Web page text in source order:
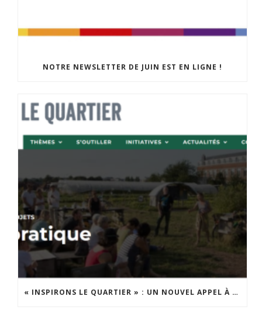
NOTRE NEWSLETTER DE JUIN EST EN LIGNE !
« INSPIRONS LE QUARTIER » : UN NOUVEL APPEL À PROJETS EST LANCÉ !